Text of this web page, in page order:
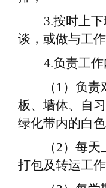
3.按时上
谈，或做与工
4.负责工
（ 1） 负责
板、墙体、自
绿化带内的白
（2） 每天
打包及转运工作